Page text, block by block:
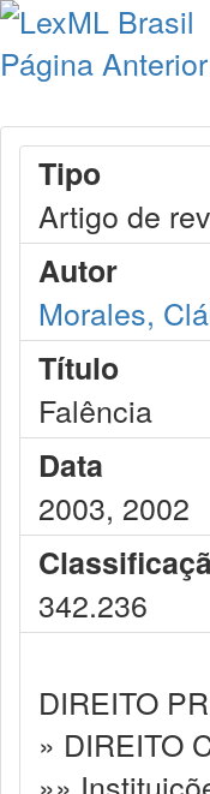
Página Anterior
Tipo
Artigo de
Autor
Morales,
Título
Falência
Data
2003, 2002
342.236
DIREITO
» DIREITO